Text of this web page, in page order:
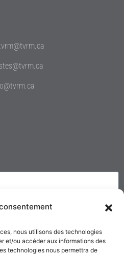
nous utilisons des technologies
et/ou accéder aux informations des
technologies nous permettra de